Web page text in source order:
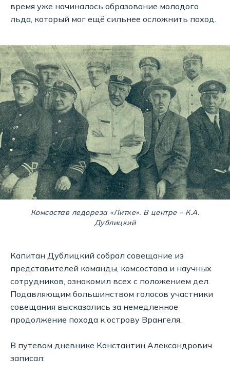
время уже начиналось образование молодого
льда, который мог ещё сильнее осложнить поход.
Комсостав ледореза «Литке». В центре – К.А.
Дублицкий
Капитан Дублицкий собрал совещание из
представителей команды, комсостава и научных
сотрудников, ознакомил всех с положением дел.
Подавляющим большинством голосов участники
совещания высказались за немедленное
продолжение похода к острову Врангеля.
В путевом дневнике Константин Александрович
записал: